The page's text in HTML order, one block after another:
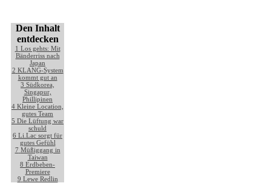
Den Inhalt
entdecken
1 Los gehts: Mit
Bänderriss nach
Japan
2 KLANG-System
kommt gut an
3 Südkorea,
Singapur,
Phillipinen
4 Kleine Location,
gutes Team
5 Die Lüftung war
schuld
6 Li.Lac sorgt für
gutes Gefühl
7 Müßiggang in
Taiwan
8 Erdbeben-
Premiere
9 Lewe Redlin